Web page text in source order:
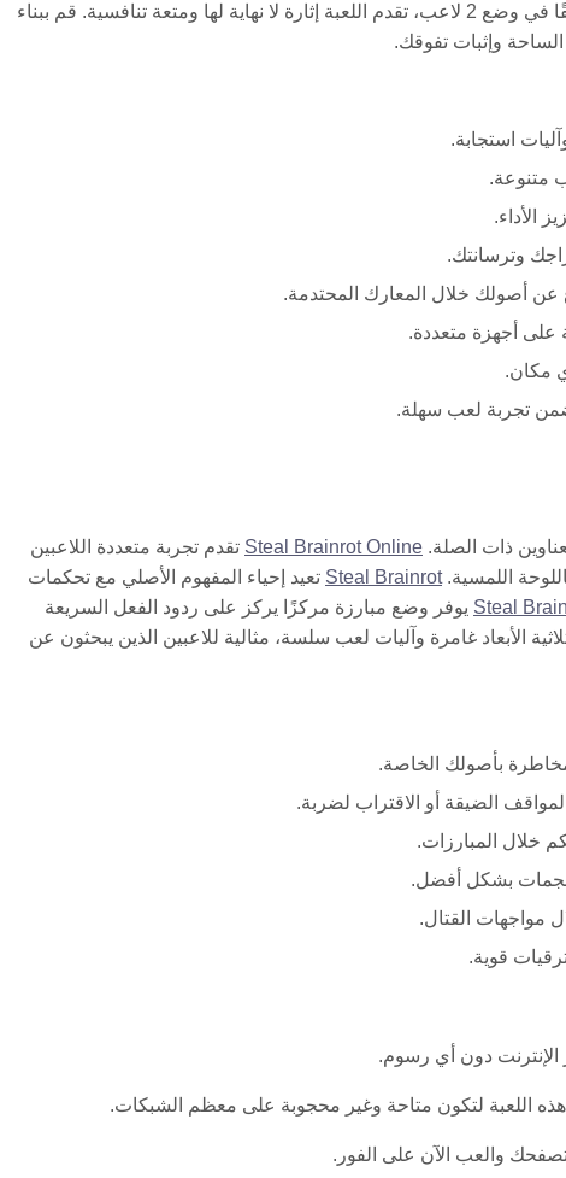
والتكتيكات الذكية ضرورية. سواء كنت تلعب بمفردك أو تتحدى صديقًا في وضع 2 لاعب، تقدم اللعبة إثارة لا نهاية لها ومتعة تنافسية. قم ببناء
وإثبات تفوقك.
استجابة.
الأداء.
وترسانتك.
عن أصولك خلال المعارك المحتدمة.
على أجهزة متعددة.
مكان.
تجربة لعب سهلة.
Steal Brainrot Online تقدم تجربة متعددة اللاعبين
اللمسية.Steal Brainrot تعيد إحياء المفهوم الأصلي مع تحكمات
Steal يوفر وضع مبارزة مركزًا يركز على ردود الفعل السريعة
الأبعاد غامرة وآليات لعب سلسة، مثالية للاعبين الذين يبحثون عن
بأصولك الخاصة.
خلال المبارزات.
مواجهات القتال.
قوية.
الإنترنت دون أي رسوم.
هذه اللعبة لتكون متاحة وغير محجوبة على معظم الشبكات.
والعب الآن على الفور.